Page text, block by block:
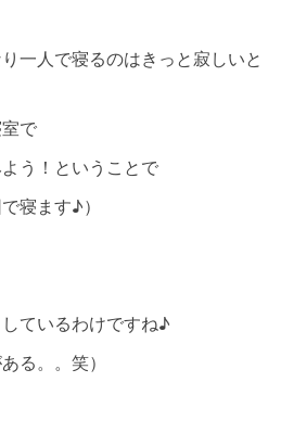
一人で寝るのはきっと寂しいと
で
う！ということで
寝ます♪）
ているわけですね♪
る。。笑）